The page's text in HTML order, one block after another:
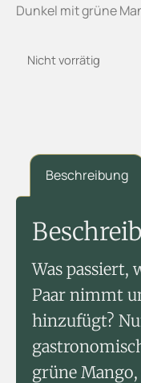
Dunkel mit grüne
Nicht vorrätig
Beschreibung
Was passiert,
Paar nimmt
hinzufügt?
grüne